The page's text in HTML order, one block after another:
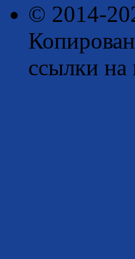
© 2014-
ссылки на